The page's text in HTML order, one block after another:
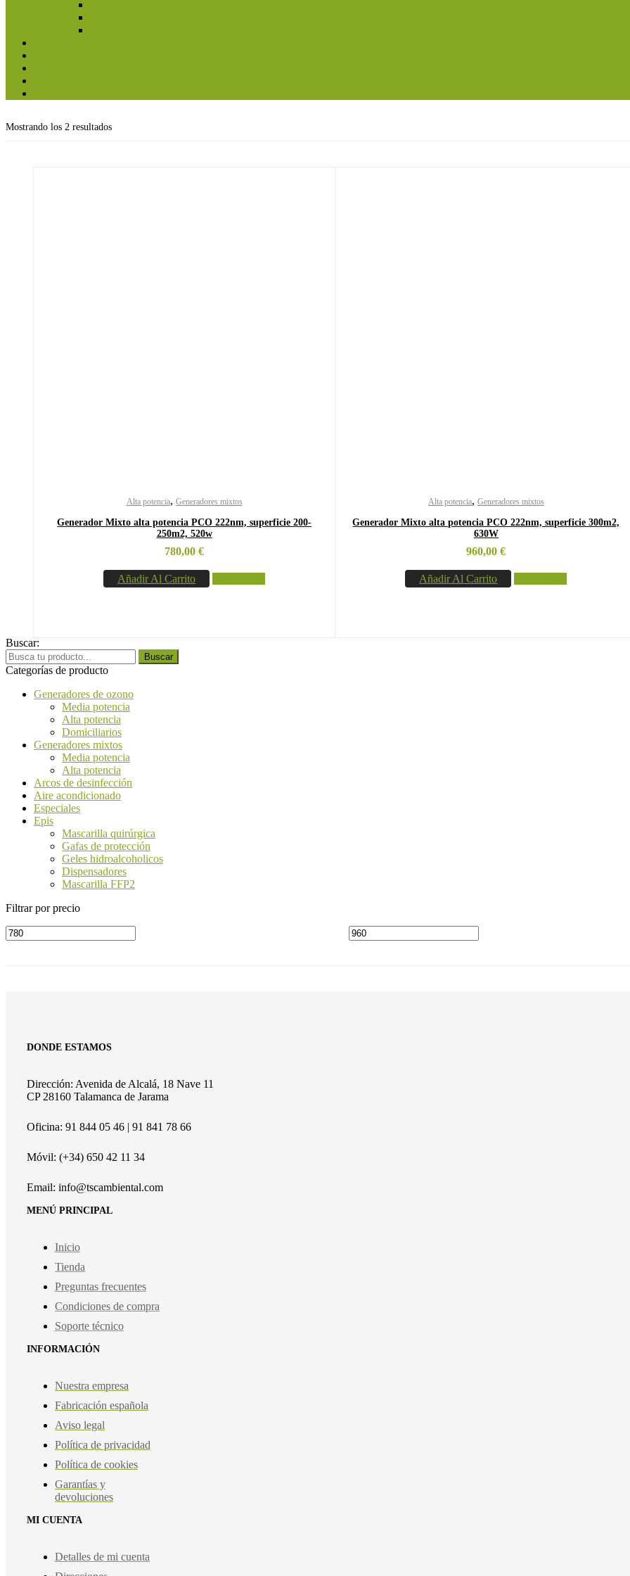
Mostrando los 2 resultados
Alta potencia, Generadores mixtos
Generador Mixto alta potencia PCO 222nm, superficie 200-
250m2, 520w
780,00€
Añadir Al Carrito
Alta potencia, Generadores mixtos
Generador Mixto alta potencia PCO 222nm, superficie 300m2,
630W
960,00€
Añadir Al Carrito
Buscar:
Search
for:
Buscar
Categorías de producto
Generadores de ozono
Media potencia
Alta potencia
Domiciliarios
Generadores mixtos
Media potencia
Alta potencia
Arcos de desinfección
Aire acondicionado
Especiales
Epis
Mascarilla quirúrgica
Gafas de protección
Geles hidroalcoholicos
Dispensadores
Mascarilla FFP2
Filtrar por precio
DONDE ESTAMOS
Dirección: Avenida de Alcalá, 18 Nave 11
CP 28160 Talamanca de Jarama
Oficina: 91 844 05 46 | 91 841 78 66
Móvil: (+34) 650 42 11 34
Email: info@tscambiental.com
MENÚ PRINCIPAL
Inicio
Tienda
Preguntas frecuentes
Condiciones de compra
Soporte técnico
INFORMACIÓN
Nuestra empresa
Fabricación española
Aviso legal
Política de privacidad
Política de cookies
Garantías y
devoluciones
MI CUENTA
Detalles de mi cuenta